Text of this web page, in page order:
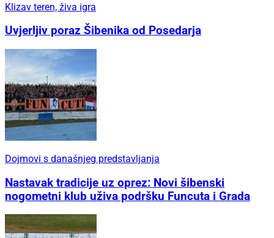
Klizav teren, živa igra
Uvjerljiv poraz Šibenika od Posedarja
Dojmovi s današnjeg predstavljanja
Nastavak tradicije uz oprez: Novi šibenski
nogometni klub uživa podršku Funcuta i Grada